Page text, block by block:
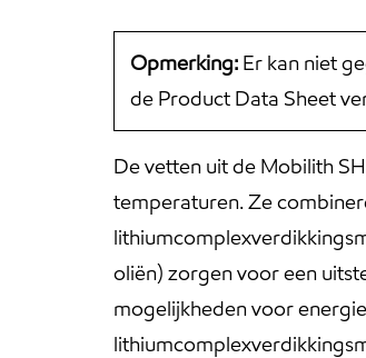
Opmerking: Er kan niet
de Product Data Sheet
De vetten uit de Mobilith
temperaturen. Ze
oliën) zorgen voor een
mogelijkheden voor